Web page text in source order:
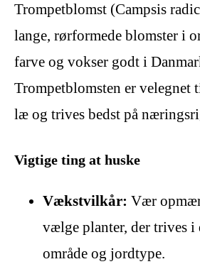
Trompetblomst (Campsis
lange, rørformede blomster i
farve og vokser godt i
Trompetblomsten er
læ og trives bedst på
Vigtige ting at huske
Vækstvilkår: Vær
vælge planter, der trives
område og jordtype.